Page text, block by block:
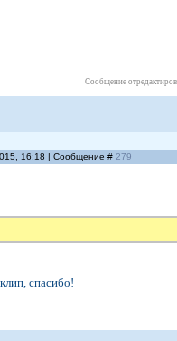
Сообщение
16:18 | Сообщение #279
спасибо!